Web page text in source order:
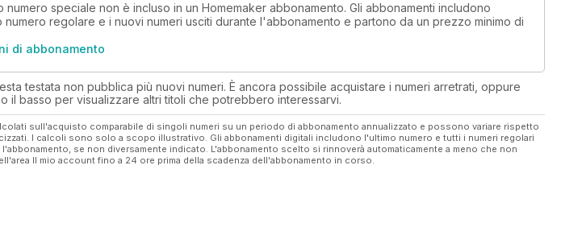
numero speciale non è incluso in un Homemaker abbonamento. Gli abbonamenti includono
numero regolare e i nuovi numeri usciti durante l'abbonamento e partono da un prezzo minimo di
di abbonamento
testata non pubblica più nuovi numeri. È ancora possibile acquistare i numeri arretrati, oppure
il basso per visualizzare altri titoli che potrebbero interessarvi.
sull'acquisto comparabile di singoli numeri su un periodo di abbonamento annualizzato e possono variare rispetto
I calcoli sono solo a scopo illustrativo. Gli abbonamenti digitali includono l'ultimo numero e tutti i numeri regolari
se non diversamente indicato. L'abbonamento scelto si rinnoverà automaticamente a meno che non
Il mio account fino a 24 ore prima della scadenza dell'abbonamento in corso.